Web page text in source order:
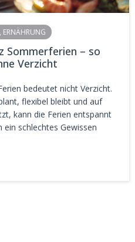
, ERNÄHRUNG
Sommerferien – so
Verzicht
bedeutet nicht Verzicht.
flexibel bleibt und auf
kann die Ferien entspannt
ein schlechtes Gewissen